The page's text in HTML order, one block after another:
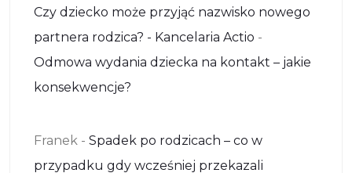
Czy dziecko może przyjąć nazwisko nowego
partnera rodzica? - Kancelaria Actio -
Odmowa wydania dziecka na kontakt – jakie
konsekwencje?
Franek - Spadek po rodzicach – co w
przypadku gdy wcześniej przekazali